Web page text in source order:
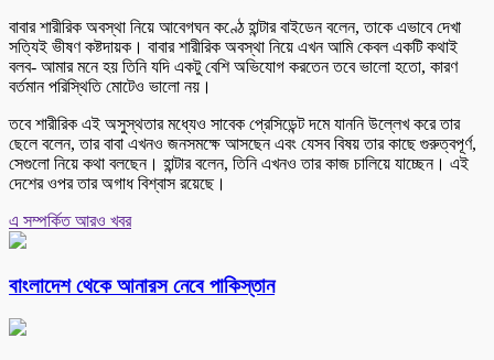
বাবার শারীরিক অবস্থা নিয়ে আবেগঘন কণ্ঠে হান্টার বাইডেন বলেন, তাকে এভাবে দেখা
সত্যিই ভীষণ কষ্টদায়ক। বাবার শারীরিক অবস্থা নিয়ে এখন আমি কেবল একটি কথাই
বলব- আমার মনে হয় তিনি যদি একটু বেশি অভিযোগ করতেন তবে ভালো হতো, কারণ
বর্তমান পরিস্থিতি মোটেও ভালো নয়।
তবে শারীরিক এই অসুস্থতার মধ্যেও সাবেক প্রেসিডেন্ট দমে যাননি উল্লেখ করে তার
ছেলে বলেন, তার বাবা এখনও জনসমক্ষে আসছেন এবং যেসব বিষয় তার কাছে গুরুত্বপূর্ণ,
সেগুলো নিয়ে কথা বলছেন। হান্টার বলেন, তিনি এখনও তার কাজ চালিয়ে যাচ্ছেন। এই
দেশের ওপর তার অগাধ বিশ্বাস রয়েছে।
এ সম্পর্কিত আরও খবর
বাংলাদেশ থেকে আনারস নেবে পাকিস্তান